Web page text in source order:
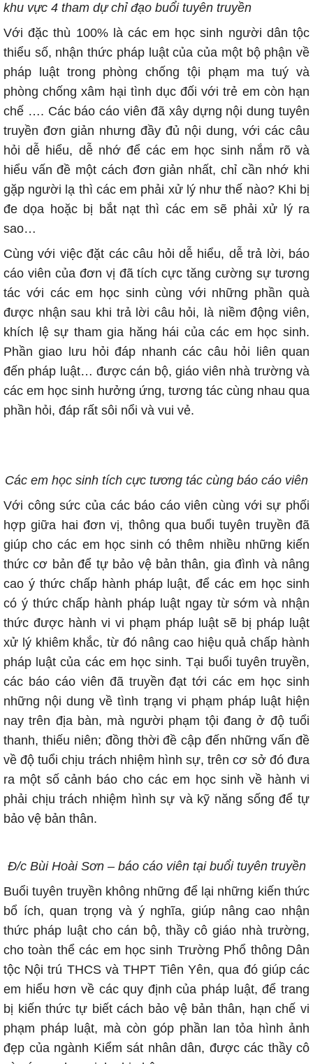
khu vực 4 tham dự chỉ đạo buổi tuyên truyền
Với đặc thù 100% là các em học sinh người dân tộc
thiểu số, nhận thức pháp luật của của một bộ phận về
pháp luật trong phòng chống tội phạm ma tuý và
phòng chống xâm hại tình dục đối với trẻ em còn hạn
chế …. Các báo cáo viên đã xây dựng nội dung tuyên
truyền đơn giản nhưng đầy đủ nội dung, với các câu
hỏi dễ hiểu, dễ nhớ để các em học sinh nắm rõ và
hiểu vấn đề một cách đơn giản nhất, chỉ cần nhớ khi
gặp người lạ thì các em phải xử lý như thế nào? Khi bị
đe dọa hoặc bị bắt nạt thì các em sẽ phải xử lý ra
sao…
Cùng với việc đặt các câu hỏi dễ hiểu, dễ trả lời, báo
cáo viên của đơn vị đã tích cực tăng cường sự tương
tác với các em học sinh cùng với những phần quà
được nhận sau khi trả lời câu hỏi, là niềm động viên,
khích lệ sự tham gia hăng hái của các em học sinh.
Phần giao lưu hỏi đáp nhanh các câu hỏi liên quan
đến pháp luật… được cán bộ, giáo viên nhà trường và
các em học sinh hưởng ứng, tương tác cùng nhau qua
phần hỏi, đáp rất sôi nổi và vui vẻ.
Các em học sinh tích cực tương tác cùng báo cáo viên
Với công sức của các báo cáo viên cùng với sự phối
hợp giữa hai đơn vị, thông qua buổi tuyên truyền đã
giúp cho các em học sinh có thêm nhiều những kiến
thức cơ bản để tự bảo vệ bản thân, gia đình và nâng
cao ý thức chấp hành pháp luật, để các em học sinh
có ý thức chấp hành pháp luật ngay từ sớm và nhận
thức được hành vi vi phạm pháp luật sẽ bị pháp luật
xử lý khiêm khắc, từ đó nâng cao hiệu quả chấp hành
pháp luật của các em học sinh. Tại buổi tuyên truyền,
các báo cáo viên đã truyền đạt tới các em học sinh
những nội dung về tình trạng vi phạm pháp luật hiện
nay trên địa bàn, mà người phạm tội đang ở độ tuổi
thanh, thiếu niên; đồng thời đề cập đến những vấn đề
về độ tuổi chịu trách nhiệm hình sự, trên cơ sở đó đưa
ra một số cảnh báo cho các em học sinh về hành vi
phải chịu trách nhiệm hình sự và kỹ năng sống để tự
bảo vệ bản thân.
Đ/c Bùi Hoài Sơn – báo cáo viên tại buổi tuyên truyền
Buổi tuyên truyền không những để lại những kiến thức
bổ ích, quan trọng và ý nghĩa, giúp nâng cao nhận
thức pháp luật cho cán bộ, thầy cô giáo nhà trường,
cho toàn thể các em học sinh Trường Phổ thông Dân
tộc Nội trú THCS và THPT Tiên Yên, qua đó giúp các
em hiểu hơn về các quy định của pháp luật, để trang
bị kiến thức tự biết cách bảo vệ bản thân, hạn chế vi
phạm pháp luật, mà còn góp phần lan tỏa hình ảnh
đẹp của ngành Kiểm sát nhân dân, được các thầy cô